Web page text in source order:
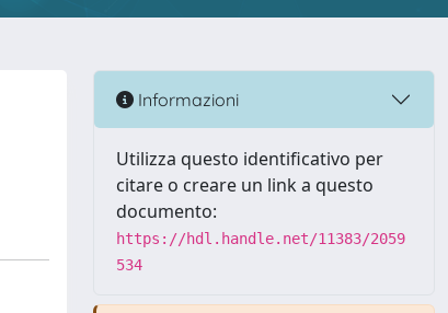
Informazioni
Utilizza questo identificativo per
citare o creare un link a questo
documento:
https://hdl.handle.net/11383/2059
534